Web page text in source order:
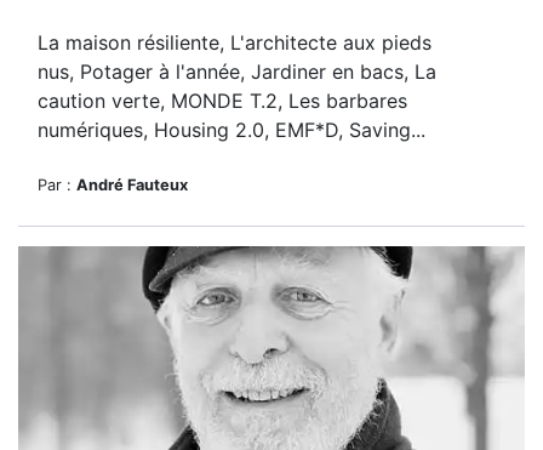
La maison résiliente, L'architecte aux pieds
nus, Potager à l'année, Jardiner en bacs, La
caution verte, MONDE T.2, Les barbares
numériques, Housing 2.0, EMF*D, Saving...
Par : André Fauteux